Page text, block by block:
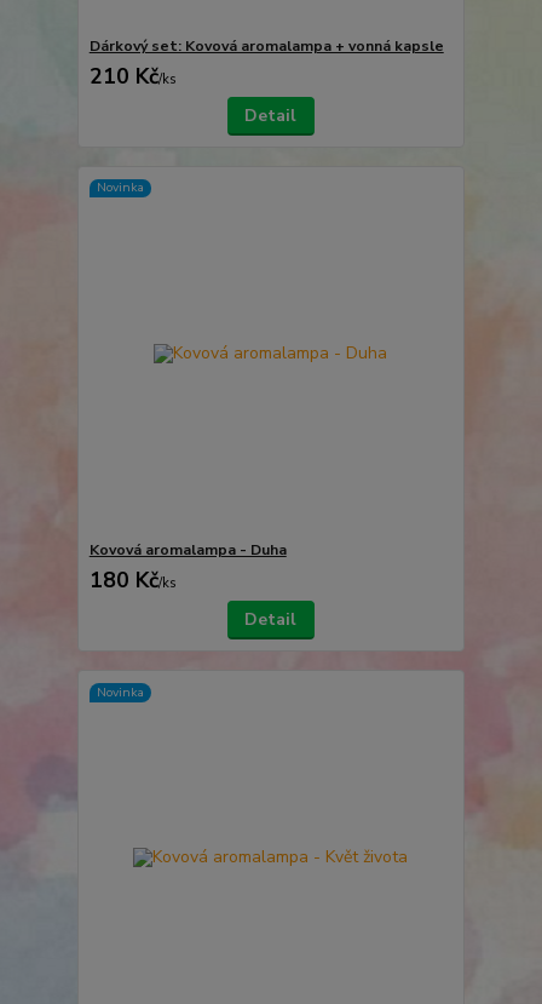
Dárkový set: Kovová aromalampa + vonná kapsle
210 Kč/ks
Detail
Novinka
Kovová aromalampa - Duha
180 Kč/ks
Detail
Novinka